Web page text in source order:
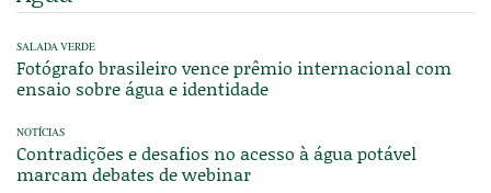
SALADA VERDE
Fotógrafo brasileiro vence prêmio internacional com
ensaio sobre água e identidade
NOTÍCIAS
Contradições e desafios no acesso à água potável
marcam debates de webinar